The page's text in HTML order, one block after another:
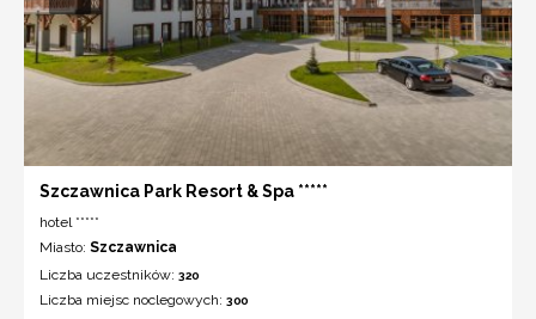
Szczawnica Park Resort & Spa *****
hotel *****
Miasto: Szczawnica
Liczba uczestników: 320
Liczba miejsc noclegowych: 300